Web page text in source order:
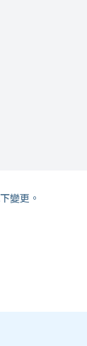
變更。